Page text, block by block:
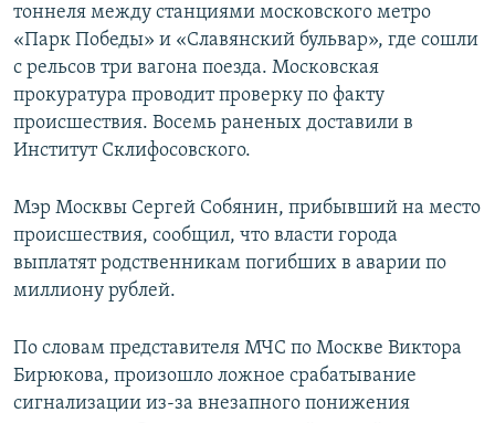
тоннеля между станциями московского метро
«Парк Победы» и «Славянский бульвар», где сошли
с рельсов три вагона поезда. Московская
прокуратура проводит проверку по факту
происшествия. Восемь раненых доставили в
Институт Склифосовского.
Мэр Москвы Сергей Собянин, прибывший на место
происшествия, сообщил, что власти города
выплатят родственникам погибших в аварии по
миллиону рублей.
По словам представителя МЧС по Москве Виктора
Бирюкова, произошло ложное срабатывание
сигнализации из-за внезапного понижения